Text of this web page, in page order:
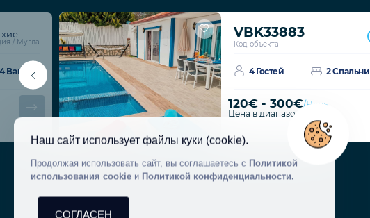
/ Мугла
4 Ванные
VBK33883
Код объекта
4 Гостей 2 Спальни
120€ - 300€/Ночь
Цена в диапазоне
Наш сайт использует файлы куки (cookie).
Продолжая использовать сайт, вы соглашаетесь с
использования cookieи Политикой конфиденциальности.
СОГЛАСЕН